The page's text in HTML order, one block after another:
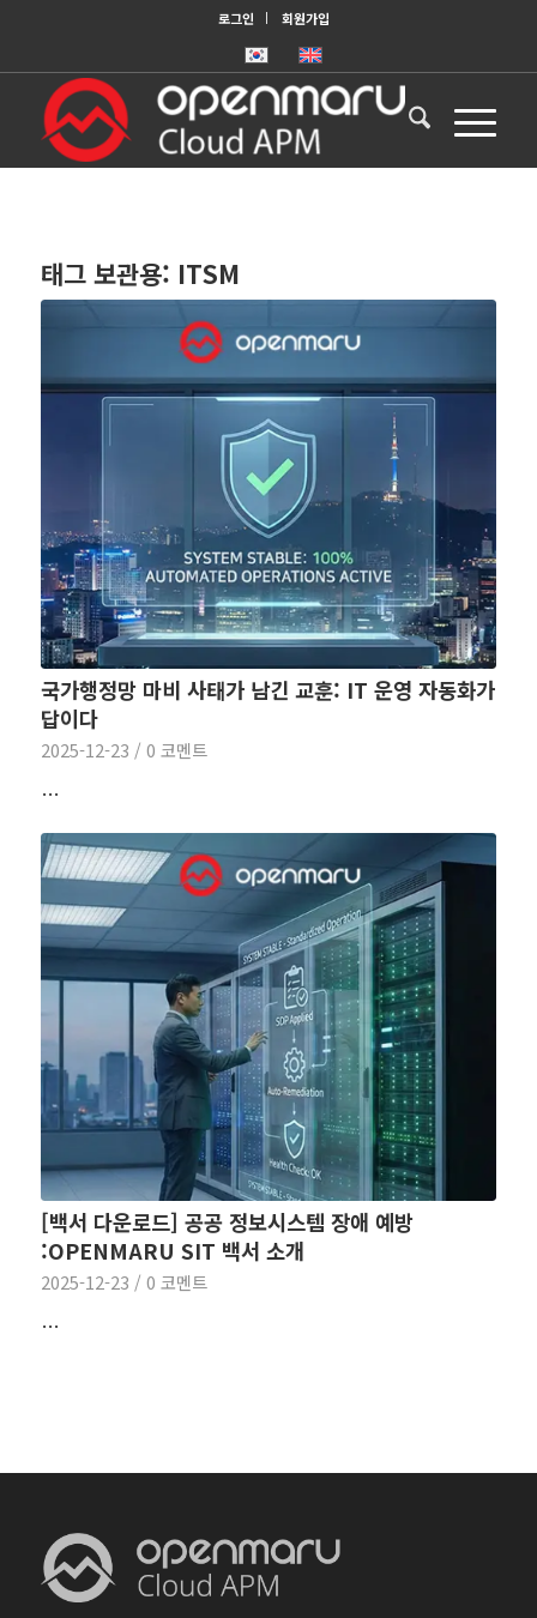
로그인 회원가입
태그 보관용: ITSM
국가행정망 마비 사태가 남긴 교훈: IT 운영 자동화가
답이다
2025-12-23 / 0 코멘트
…
[백서 다운로드] 공공 정보시스템 장애 예방
:OPENMARU SIT 백서 소개
2025-12-23 / 0 코멘트
…